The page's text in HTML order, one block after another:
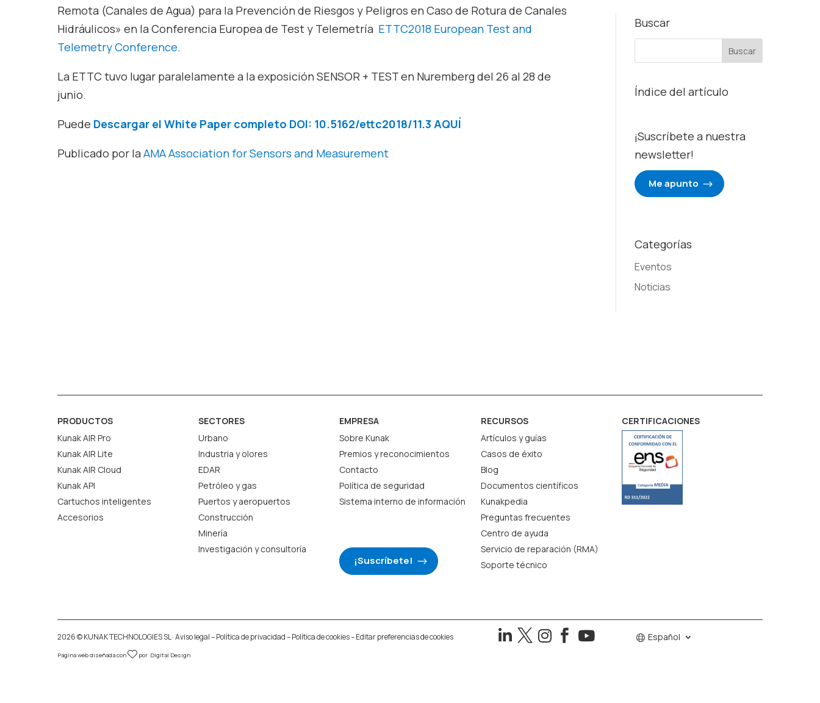
Remota (Canales de Agua) para la Prevención de Riesgos y Peligros en Caso de Rotura de Canales
Hidráulicos» en la Conferencia Europea de Test y Telemetría ETTC2018 European Test and
Telemetry Conference.
La ETTC tuvo lugar paralelamente a la exposición SENSOR + TEST en Nuremberg del 26 al 28 de
junio.
Puede Descargar el White Paper completo DOI: 10.5162/ettc2018/11.3 AQUÍ
Publicado por laAMA Association for Sensors and Measurement
Buscar
Índice del artículo
¡Suscríbete a nuestra
newsletter!
Me apunto
Categorías
Eventos
Noticias
PRODUCTOS
Kunak AIR Pro
Kunak AIR Lite
Kunak AIR Cloud
Kunak API
Cartuchos inteligentes
Accesorios
SECTORES
Urbano
Industria y olores
EDAR
Petróleo y gas
Puertos y aeropuertos
Construcción
Minería
Investigación y consultoría
EMPRESA
Sobre Kunak
Premios y reconocimientos
Contacto
Política de seguridad
Sistema interno de información
¡Suscríbete!
RECURSOS
Artículos y guías
Casos de éxito
Blog
Documentos científicos
Kunakpedia
Preguntas frecuentes
Centro de ayuda
Servicio de reparación (RMA)
Soporte técnico
CERTIFICACIONES
2026 © KUNAK TECHNOLOGIES SL ·Aviso legal–Política de privacidad–Política de cookies–Editar preferencias de cookies
Página web diseñada con por Digital Design
     Español